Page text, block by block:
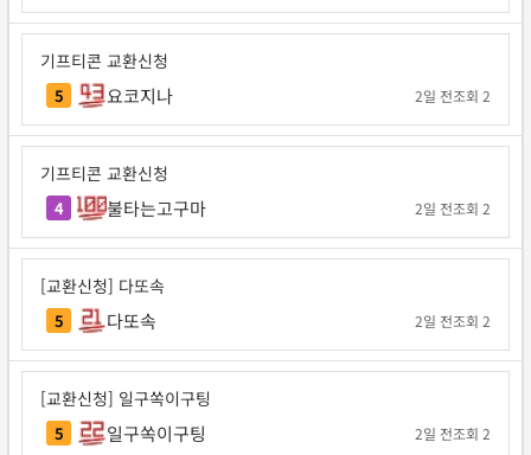
기프티콘 교환신청
5 요코지나 2일 전조회 2
기프티콘 교환신청
4 불타는고구마 2일 전조회 2
[교환신청] 다또속
5 다또속 2일 전조회 2
[교환신청] 일구쏙이구팅
5 일구쏙이구팅 2일 전조회 2